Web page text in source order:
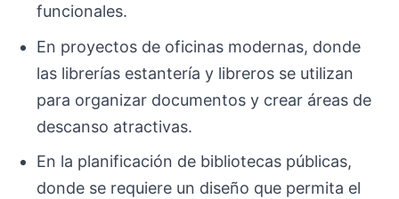
funcionales.
En proyectos de oficinas modernas, donde
las librerías estantería y libreros se utilizan
para organizar documentos y crear áreas de
descanso atractivas.
En la planificación de bibliotecas públicas,
donde se requiere un diseño que permita el